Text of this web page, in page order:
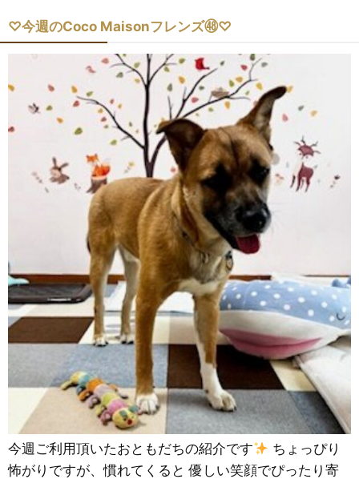
♡今週のCoco Maisonフレンズ㊽♡
今週ご利用頂いたおともだちの紹介です
ちょっぴり
怖がりですが、慣れてくると 優しい笑顔でぴったり寄